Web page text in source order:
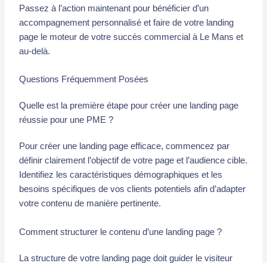
Passez à l’action maintenant pour bénéficier d’un
accompagnement personnalisé et faire de votre landing
page le moteur de votre succès commercial à Le Mans et
au-delà.
Questions Fréquemment Posées
Quelle est la première étape pour créer une landing page
réussie pour une PME ?
Pour créer une landing page efficace, commencez par
définir clairement l’objectif de votre page et l’audience cible.
Identifiez les caractéristiques démographiques et les
besoins spécifiques de vos clients potentiels afin d’adapter
votre contenu de manière pertinente.
Comment structurer le contenu d’une landing page ?
La structure de votre landing page doit guider le visiteur